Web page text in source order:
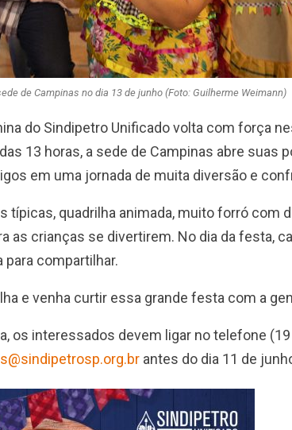
de Campinas no dia 13 de junho (Foto: Guilherme Weimann)
do Sindipetro Unificado volta com força
13 horas, a sede de Campinas abre suas
em uma jornada de muita diversão e
típicas, quadrilha animada, muito forró com
as crianças se divertirem. No dia da festa,
para compartilhar.
e venha curtir essa grande festa com a
os interessados devem ligar no telefone
antes do dia 11 de